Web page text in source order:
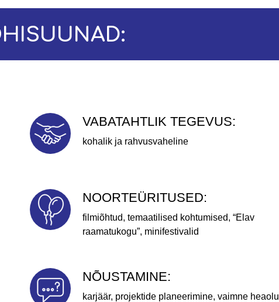
VABATAHTLIK TEGEVUS:
kohalik ja rahvusvaheline
NOORTEÜRITUSED:
filmiõhtud, temaatilised kohtumised, “Elav
raamatukogu”, minifestivalid
NÕUSTAMINE:
karjäär, projektide planeerimine, vaimne heaolu